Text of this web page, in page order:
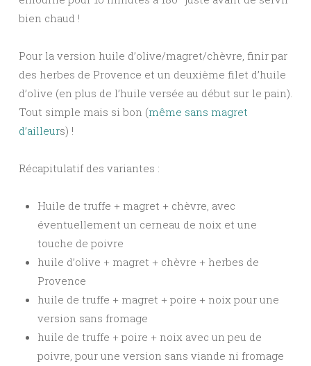
bien chaud !
Pour la version huile d’olive/magret/chèvre, finir par
des herbes de Provence et un deuxième filet d’huile
d’olive (en plus de l’huile versée au début sur le pain).
Tout simple mais si bon (même sans magret
d’ailleurs) !
Récapitulatif des variantes :
Huile de truffe + magret + chèvre, avec
éventuellement un cerneau de noix et une
touche de poivre
huile d’olive + magret + chèvre + herbes de
Provence
huile de truffe + magret + poire + noix pour une
version sans fromage
huile de truffe + poire + noix avec un peu de
poivre, pour une version sans viande ni fromage